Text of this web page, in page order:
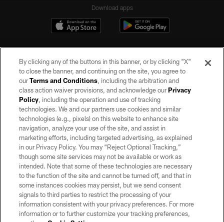
Download apps
©2026 by the Las Vegas Raiders. All rights reserved. No portion of this site
may be reproduced without the express written permission of the Las Vegas
Raiders.
PRIVACY POLICY
TERMS OF SERVICE
ACCESSIBILITY
AD CHOICES
YOUR PRIVACY CHOICES
COOKIE SETTINGS
By clicking any of the buttons in this banner, or by clicking "X"
to close the banner, and continuing on the site, you agree to
ourTerms and Conditions, including the arbitration and
class action waiver provisions, and acknowledge ourPrivacy
Policy, including the operation and use of tracking
technologies. We and our partners use cookies and similar
technologies (e.g., pixels) on this website to enhance site
navigation, analyze your use of the site, and assist in
marketing efforts, including targeted advertising, as explained
in our Privacy Policy. You may “Reject Optional Tracking,”
though some site services may not be available or work as
intended. Note that some of these technologies are necessary
to the function of the site and cannot be turned off, and that in
some instances cookies may persist, but we send consent
signals to third parties to restrict the processing of your
information consistent with your privacy preferences. For more
information or to further customize your tracking preferences,